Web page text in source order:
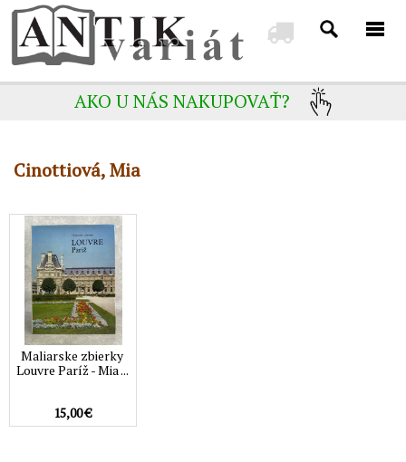
AKO U NÁS NAKUPOVAŤ?
Cinottiová, Mia
Maliarske zbierky
Louvre Paríž - Mia ...
15,00 €